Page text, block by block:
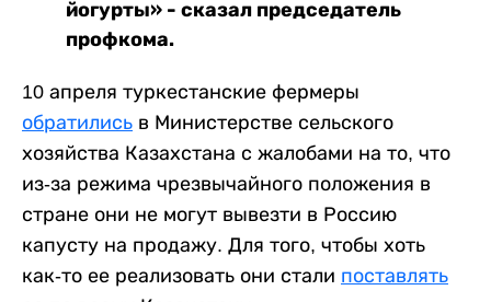
йогурты» - сказал председатель
профкома.
10 апреля туркестанские фермеры
обратились в Министерстве сельского
хозяйства Казахстана с жалобами на то, что
из-за режима чрезвычайного положения в
стране они не могут вывезти в Россию
капусту на продажу. Для того, чтобы хоть
как-то ее реализовать они стали поставлять